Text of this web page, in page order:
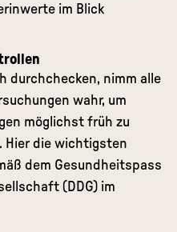
im Blick
durchchecken, nimm alle
wahr, um
möglichst früh zu
Hier die wichtigsten
dem Gesundheitspass
(DDG) im